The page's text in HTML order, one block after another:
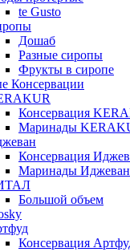
te Gusto
Дошаб
Разные сиропы
Фрукты в сиропе
Консервации
Консервация
Маринады
Консервация
Маринады Иджеван
Большой объем
Консервация